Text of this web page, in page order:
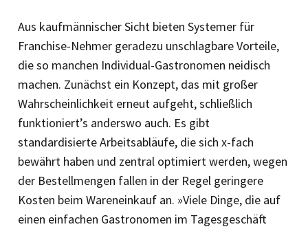
Aus kaufmännischer Sicht bieten Systemer für
Franchise-Nehmer geradezu unschlagbare Vorteile,
die so manchen Individual-Gastronomen neidisch
machen. Zunächst ein Konzept, das mit großer
Wahrscheinlichkeit erneut aufgeht, schließlich
funktioniert’s anderswo auch. Es gibt
standardisierte Arbeitsabläufe, die sich x-fach
bewährt haben und zentral optimiert werden, wegen
der Bestellmengen fallen in der Regel geringere
Kosten beim Wareneinkauf an. »Viele Dinge, die auf
einen einfachen Gastronomen im Tagesgeschäft